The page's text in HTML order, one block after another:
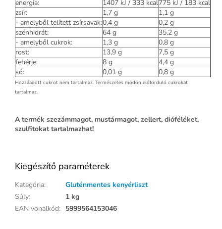
energia: 1407 kJ / 333 kcal775 kJ / 183 kcal
zsír:
1,7 g
1,1 g
- amelyből telített zsírsavak:0,4 g
0,2 g
szénhidrát:
64 g
35,2 g
- amelyből cukrok:
1,3 g
0,8 g
rost:
13,9 g
7,5 g
fehérje:
8 g
4,4 g
só:
0,01 g 0,8 g
Hozzáadott cukrot nem tartalmaz. Természetes módon előforduló cukrokat
tartalmaz.
A termék szezámmagot, mustármagot, zellert, dióféléket,
szulfitokat tartalmazhat!
Kiegészítő paraméterek
Kategória:
Gluténmentes kenyérliszt
Súly:
1 kg
EAN vonalkód: 5999564153046